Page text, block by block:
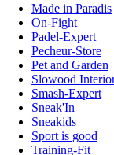
Made in Paradis
On-Fight
Padel-Expert
Pecheur-Store
Pet and Garden
Slowood
Smash-Expert
Sneak'In
Sneakids
Sport is good
Training-Fit